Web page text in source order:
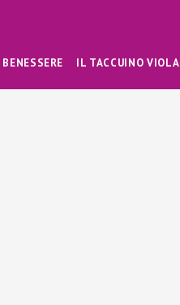
BENESSERE IL TACCUINO VIOLA